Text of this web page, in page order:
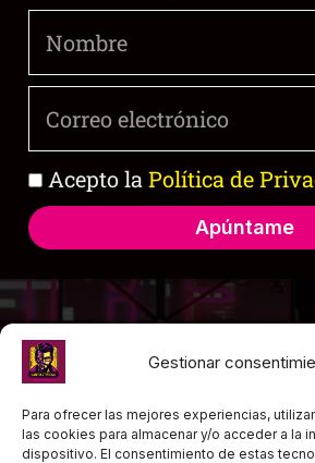
Gestionar
Para ofrecer las mejores experiencias,
las cookies para almacenar y/o acceder a la
dispositivo. El consentimiento de estas
electrónico
Política
de
privacidad
Acepto laPolítica de
Apúntame